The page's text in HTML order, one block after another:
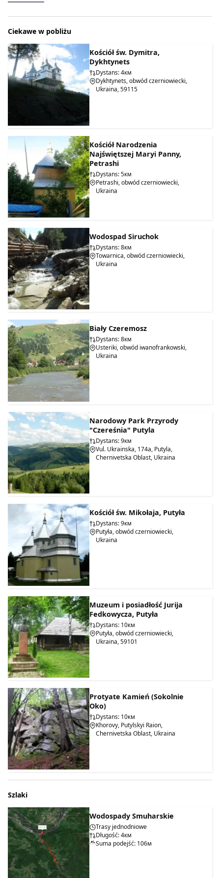
Ciekawe w pobliżu
Kościół św. Dymitra,
Dykhtynets
Dystans: 4км
Dykhtynets, obwód czerniowiecki,
Ukraina, 59115
Kościół Narodzenia
Najświętszej Maryi Panny,
Petrashi
Dystans: 5км
Petrashi, obwód czerniowiecki,
Ukraina
Wodospad Siruchok
Dystans: 8км
Towarnica, obwód czerniowiecki,
Ukraina
Biały Czeremosz
Dystans: 8км
Usteriki, obwód iwanofrankowski,
Ukraina
Narodowy Park Przyrody
"Czereśnia" Putyla
Dystans: 9км
Vul. Ukrainska, 174a, Putyla,
Chernivetska Oblast, Ukraina
Kościół św. Mikołaja, Putyła
Dystans: 9км
Putyła, obwód czerniowiecki,
Ukraina
Muzeum i posiadłość Jurija
Fedkowycza, Putyła
Dystans: 10км
Putyła, obwód czerniowiecki,
Ukraina, 59101
Protyate Kamień (Sokolnie
Oko)
Dystans: 10км
Khorovy, Putylskyi Raion,
Chernivetska Oblast, Ukraina
Szlaki
Wodospady Smuharskie
Trasy jednodniowe
Długość: 4км
Suma podejść: 106м